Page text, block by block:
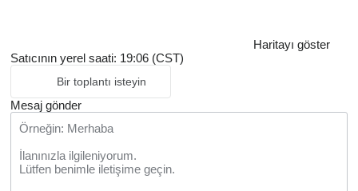
Haritayı göster
Satıcının yerel saati: 19:06 (CST)
Bir toplantı isteyin
Mesaj gönder